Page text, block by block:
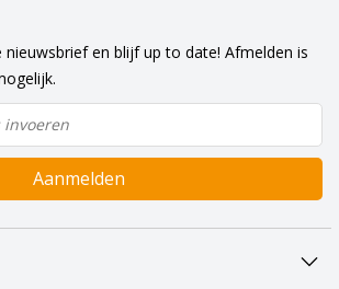
nieuwsbrief en blijf up to date! Afmelden is
Aanmelden